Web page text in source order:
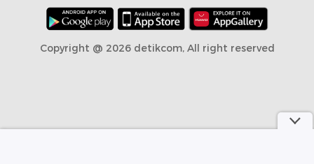
Copyright @ 2026 detikcom, All right reserved